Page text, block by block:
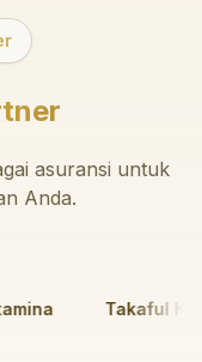
asuransi untuk
Anda.
Takaful